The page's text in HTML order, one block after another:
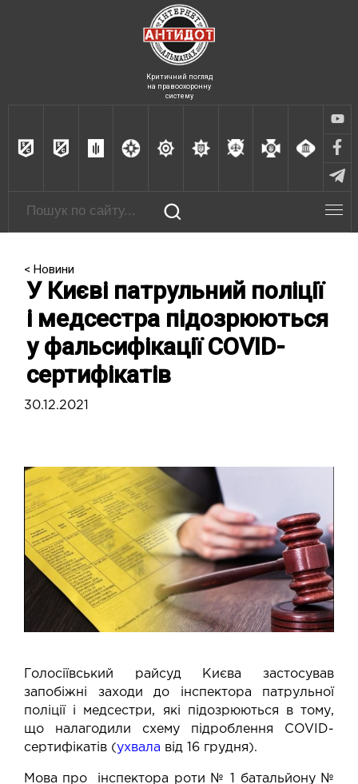
Критичний погляд
на правоохоронну
систему
< Новини
У Києві патрульний поліції
і медсестра підозрюються
у фальсифікації COVID-
сертифікатів
30.12.2021
Голосіївський райсуд Києва застосував
запобіжні заходи до інспектора патрульної
поліції і медсестри, які підозрюються в тому,
що налагодили схему підроблення СOVID-
сертифікатів (ухвала від 16 грудня).
Мова про інспектора роти № 1 батальйону №